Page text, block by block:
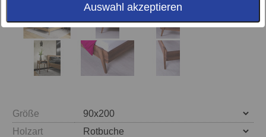
Auswahl akzeptieren
Größe
Holzart